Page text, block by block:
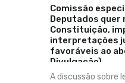
Comissão
Deputados quer
Constituição,
interpretações
favoráveis ao
Divulgação)
A discussão sobre